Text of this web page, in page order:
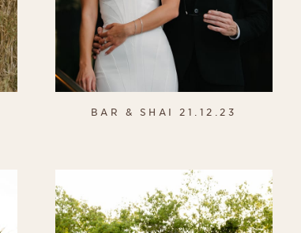
BAR & SHAI 21.12.23